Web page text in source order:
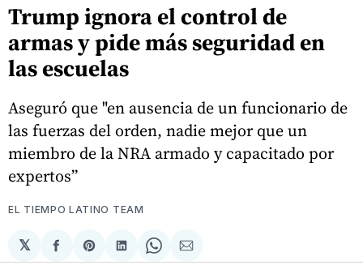
Trump ignora el control de
armas y pide más seguridad en
las escuelas
Aseguró que "en ausencia de un funcionario de
las fuerzas del orden, nadie mejor que un
miembro de la NRA armado y capacitado por
expertos”
EL TIEMPO LATINO TEAM
𝕏
Compartir
en
Share
on
Compartir
en
Share
on
Compartir
via